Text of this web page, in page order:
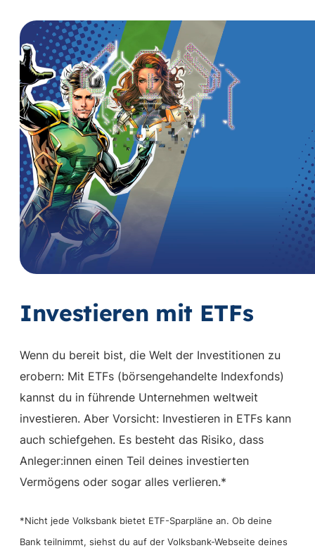
Investieren mit ETFs
Wenn du bereit bist, die Welt der Investitionen zu
erobern: Mit ETFs (börsengehandelte Indexfonds)
kannst du in führende Unternehmen weltweit
investieren. Aber Vorsicht: Investieren in ETFs kann
auch schiefgehen. Es besteht das Risiko, dass
Anleger:innen einen Teil deines investierten
Vermögens oder sogar alles verlieren.*
*Nicht jede Volksbank bietet ETF-Sparpläne an. Ob deine
Bank teilnimmt, siehst du auf der Volksbank-Webseite deines